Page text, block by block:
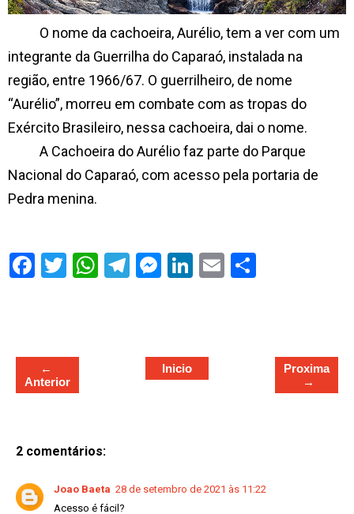
O nome da cachoeira, Aurélio, tem a ver com um
integrante da Guerrilha do Caparaó, instalada na
região, entre 1966/67. O guerrilheiro, de nome
“Aurélio”, morreu em combate com as tropas do
Exército Brasileiro, nessa cachoeira, dai o nome.
A Cachoeira do Aurélio faz parte do Parque
Nacional do Caparaó, com acesso pela portaria de
Pedra menina.
←
Anterior
Proxima
→
Inicio
2 comentários:
Joao Baeta 28 de setembro de 2021 às 11:22
Acesso é fácil?